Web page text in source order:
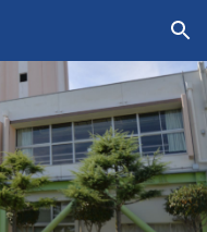
Skip to navigation